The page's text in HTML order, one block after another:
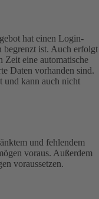
hat einen Login-
begrenzt ist. Auch erfolgt
Zeit eine automatische
Daten vorhanden sind.
und kann auch nicht
und fehlendem
voraus. Außerdem
voraussetzen.